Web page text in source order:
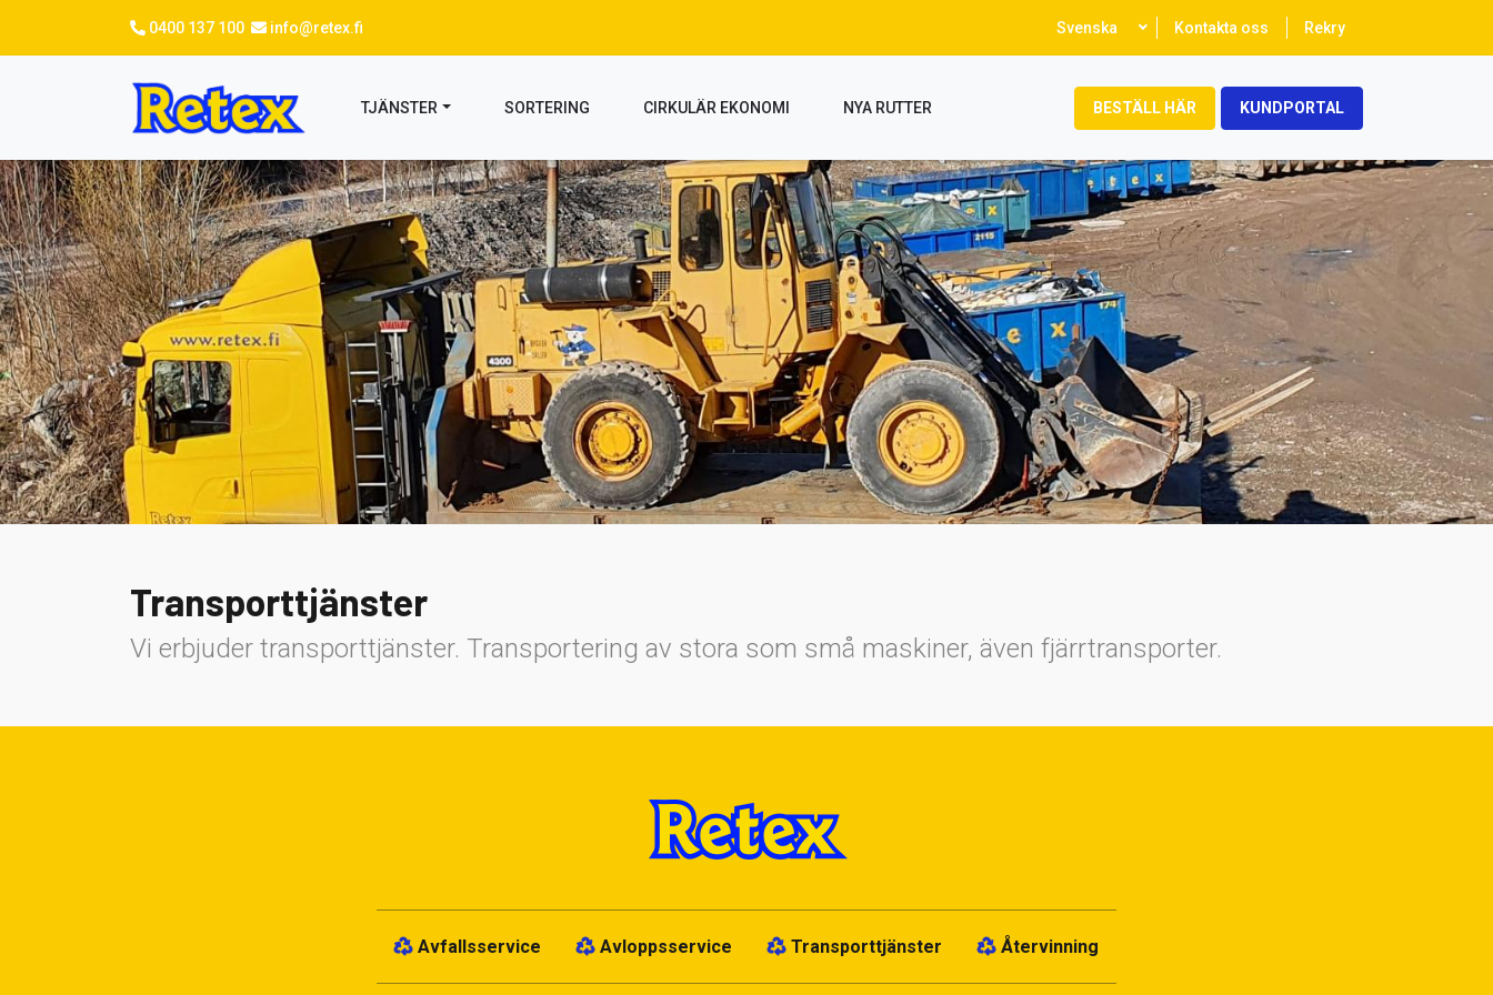
0400 137 100 info@retex.fi
your
Svenska Kontakta oss Rekry
TJÄNSTER SORTERING CIRKULÄR EKONOMI NYA RUTTER BESTÄLL HÄR KUNDPORTAL
Transporttjänster
Vi erbjuder transporttjänster. Transportering av stora som små maskiner, även fjärrtransporter.
Avfallsservice Avloppsservice Transporttjänster Återvinning